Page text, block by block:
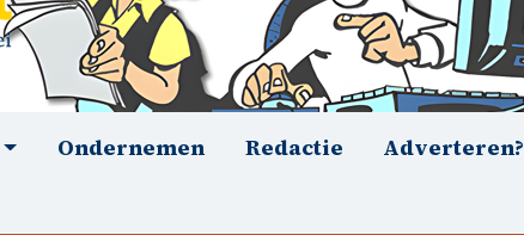
Ondernemen Redactie Adverteren?